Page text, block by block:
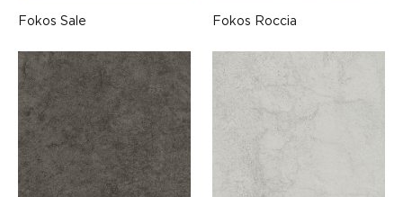
Fokos Sale Fokos Roccia